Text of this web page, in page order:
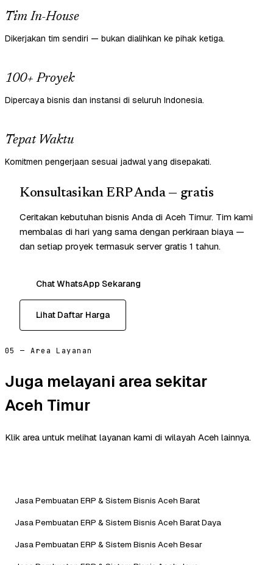
Tim In-House
Dikerjakan tim sendiri — bukan dialihkan ke pihak ketiga.
100+ Proyek
Dipercaya bisnis dan instansi di seluruh Indonesia.
Tepat Waktu
Komitmen pengerjaan sesuai jadwal yang disepakati.
Konsultasikan ERP Anda — gratis
Ceritakan kebutuhan bisnis Anda di Aceh Timur. Tim kami
membalas di hari yang sama dengan perkiraan biaya —
dan setiap proyek termasuk server gratis 1 tahun.
Chat WhatsApp Sekarang
Lihat Daftar Harga
05 — Area Layanan
Juga melayani area sekitar
Aceh Timur
Klik area untuk melihat layanan kami di wilayah Aceh lainnya.
Jasa Pembuatan ERP & Sistem Bisnis Aceh Barat
Jasa Pembuatan ERP & Sistem Bisnis Aceh Barat Daya
Jasa Pembuatan ERP & Sistem Bisnis Aceh Besar